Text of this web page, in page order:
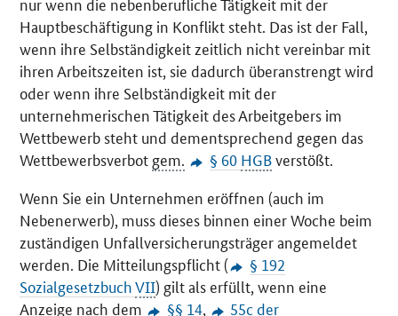
Hauptbeschäftigung in Konflikt steht. Das ist der Fall,
wenn ihre Selbständigkeit zeitlich nicht vereinbar mit
ihren Arbeitszeiten ist, sie dadurch überanstrengt wird
oder wenn ihre Selbständigkeit mit der
unternehmerischen Tätigkeit des Arbeitgebers im
Wettbewerb steht und dementsprechend gegen das
Wettbewerbsverbot gem. § 60 HGBverstößt.
Wenn Sie ein Unternehmen eröffnen (auch im
Nebenerwerb), muss dieses binnen einer Woche beim
zuständigen Unfallversicherungsträger angemeldet
werden. Die Mitteilungspflicht (
§ 192
SozialgesetzbuchVII) gilt als erfüllt, wenn eine
Anzeige nach dem
§§ 14,
55c der